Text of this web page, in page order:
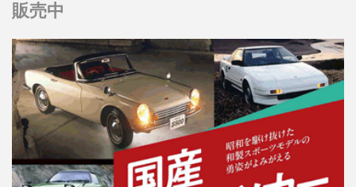
販売中